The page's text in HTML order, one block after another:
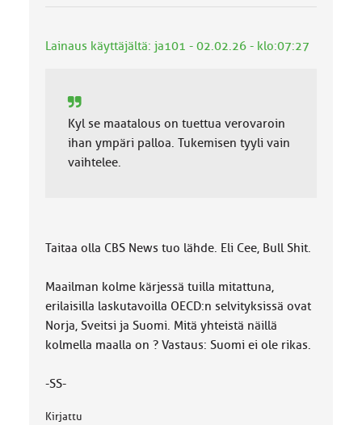
a
Lainaus käyttäjältä: ja101 - 02.02.26 - klo:07:27
Kyl se maatalous on tuettua verovaroin
ihan ympäri palloa. Tukemisen tyyli vain
vaihtelee.
Taitaa olla CBS News tuo lähde. Eli Cee, Bull Shit.
Maailman kolme kärjessä tuilla mitattuna,
erilaisilla laskutavoilla OECD:n selvityksissä ovat
Norja, Sveitsi ja Suomi. Mitä yhteistä näillä
kolmella maalla on ? Vastaus: Suomi ei ole rikas.
-SS-
Kirjattu